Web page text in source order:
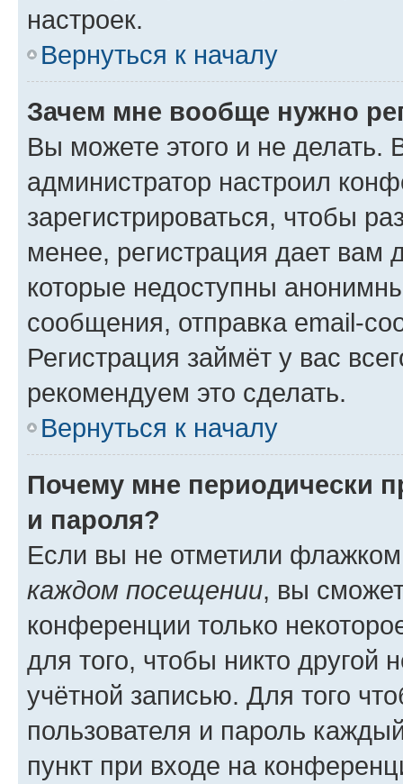
настроек.
Вернуться к началу
Зачем мне вообще нужно
Вы можете этого и не делать.
администратор настроил
зарегистрироваться, чтобы
менее, регистрация дает вам
которые недоступны
сообщения, отправка email-
Регистрация займёт у вас
рекомендуем это сделать.
Вернуться к началу
Почему мне периодически
и пароля?
Если вы не отметили
каждом посещении, вы
конференции только
для того, чтобы никто другой
учётной записью. Для того
пользователя и пароль
пункт при входе на